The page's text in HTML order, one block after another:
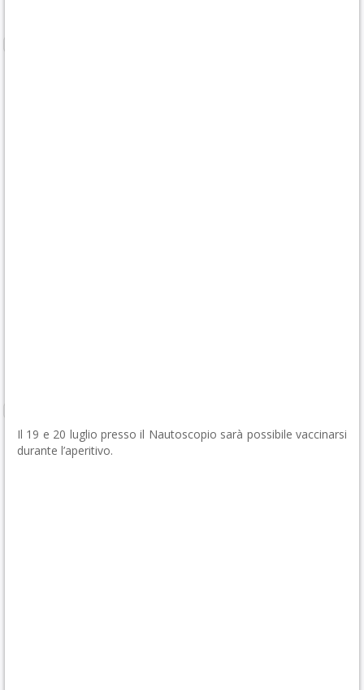
Il 19 e 20 luglio presso il Nautoscopio sarà possibile vaccinarsi
durante l’aperitivo.